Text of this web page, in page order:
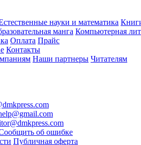
науки и математика
манга Компьютерная
Оплата Прайс
Контакты
Наши партнеры Читателям
об ошибке
Публичная оферта